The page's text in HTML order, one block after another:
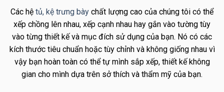
Các hệ tủ, kệ trưng bày chất lượng cao của chúng tôi có thể
xếp chồng lên nhau, xếp cạnh nhau hay gắn vào tường tùy
vào từng thiết kế và mục đích sử dụng của bạn. Nó có các
kích thước tiêu chuẩn hoặc tùy chỉnh và không giống nhau vì
vậy bạn hoàn toàn có thể tự mình sắp xếp, thiết kế không
gian cho mình dựa trên sở thích và thẩm mỹ của bạn.